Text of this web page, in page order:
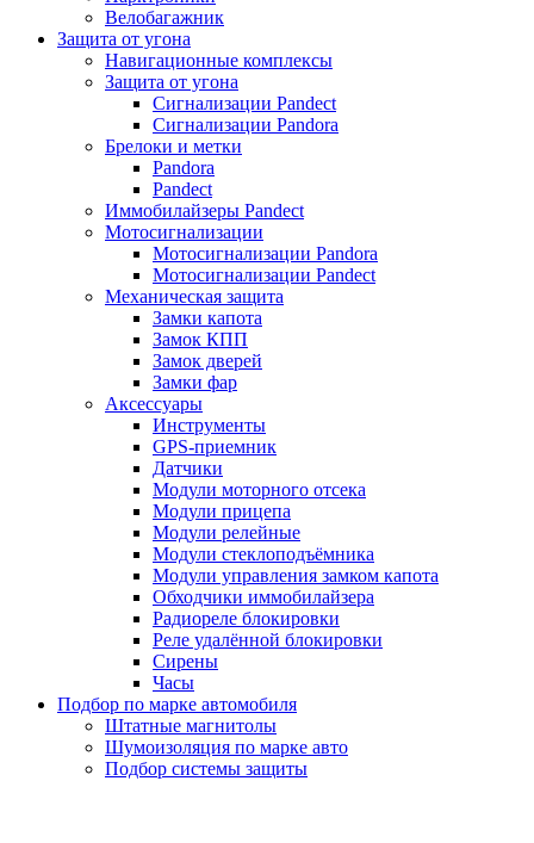
Велобагажник
Защита от угона
Навигационные комплексы
Защита от угона
Сигнализации Pandect
Сигнализации Pandora
Брелоки и метки
Pandora
Pandect
Иммобилайзеры Pandect
Мотосигнализации
Мотосигнализации Pandora
Мотосигнализации Pandect
Механическая защита
Замки капота
Замок КПП
Замок дверей
Замки фар
Аксессуары
Инструменты
GPS-приемник
Датчики
Модули моторного отсека
Модули прицепа
Модули релейные
Модули стеклоподъёмника
Модули управления замком капота
Обходчики иммобилайзера
Радиореле блокировки
Реле удалённой блокировки
Сирены
Часы
Подбор по марке автомобиля
Штатные магнитолы
Шумоизоляция по марке авто
Подбор системы защиты